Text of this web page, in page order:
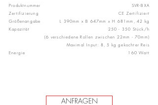
Produktnummer
Zertifizierung
Größenangabe
Kapazität
Energie
SVR-BXA
CE Zertifiziert
L 390mm x B 647mm x H 681mm, 42 kg
250 - 350 Stück/h
(6 verschiedene Rollen zwischen 22mm - 70mm)
Maximal Input: 8, 5 kg gekochter Reis
160 Watt
ANFRAGEN